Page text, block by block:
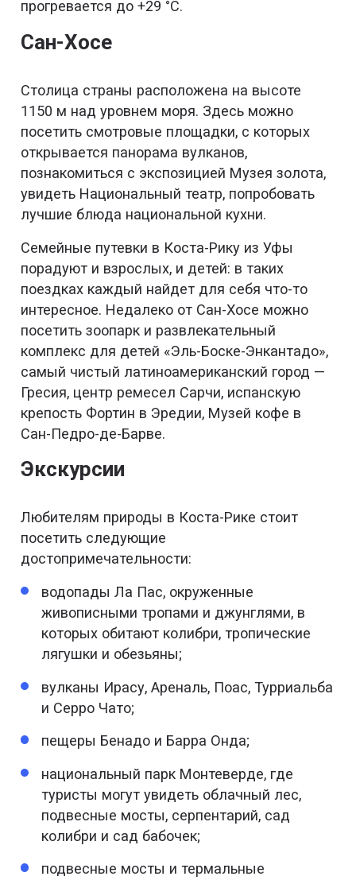
прогревается до +29 °С.
Сан-Хосе
Столица страны расположена на высоте
1150 м над уровнем моря. Здесь можно
посетить смотровые площадки, с которых
открывается панорама вулканов,
познакомиться с экспозицией Музея золота,
увидеть Национальный театр, попробовать
лучшие блюда национальной кухни.
Семейные путевки в Коста-Рику из Уфы
порадуют и взрослых, и детей: в таких
поездках каждый найдет для себя что-то
интересное. Недалеко от Сан-Хосе можно
посетить зоопарк и развлекательный
комплекс для детей «Эль-Боске-Энкантадо»,
самый чистый латиноамериканский город —
Гресия, центр ремесел Сарчи, испанскую
крепость Фортин в Эредии, Музей кофе в
Сан-Педро-де-Барве.
Экскурсии
Любителям природы в Коста-Рике стоит
посетить следующие
достопримечательности:
водопады Ла Пас, окруженные
живописными тропами и джунглями, в
которых обитают колибри, тропические
лягушки и обезьяны;
вулканы Ирасу, Ареналь, Поас, Турриальба
и Серро Чато;
пещеры Бенадо и Барра Онда;
национальный парк Монтеверде, где
туристы могут увидеть облачный лес,
подвесные мосты, серпентарий, сад
колибри и сад бабочек;
подвесные мосты и термальные